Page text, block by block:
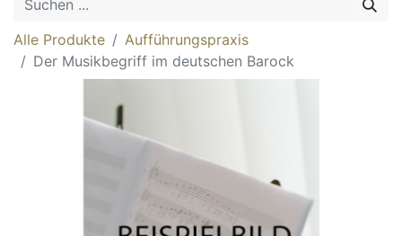
Alle Produkte
Aufführungspraxis
Der Musikbegriff im deutschen Barock